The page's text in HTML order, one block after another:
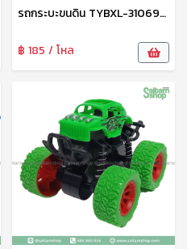
รถกระบะขนดิน TYBXL-31069ABC
฿ 185 / โหล